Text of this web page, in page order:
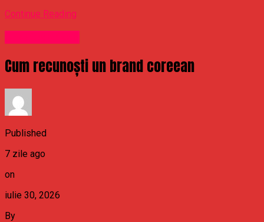
Continue Reading
Cum recunoști un brand coreean
Published
7 zile ago
on
iulie 30, 2026
By